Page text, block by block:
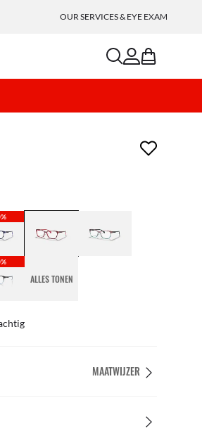
OUR SERVICES & EYE EXAM
searchaccount
bag
ALLES TONEN
MAATWIJZER